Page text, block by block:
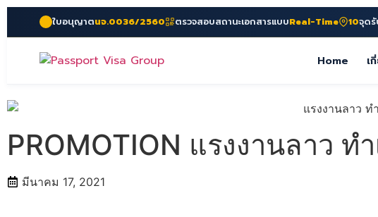
ใบอนุญาตนจ.0036/2560 ตรวจสอบสถานะเอกสารแบบReal-Time 10จุดรั
Home เ
PROMOTION แรงงานลาว ท
มีนาคม 17, 2021